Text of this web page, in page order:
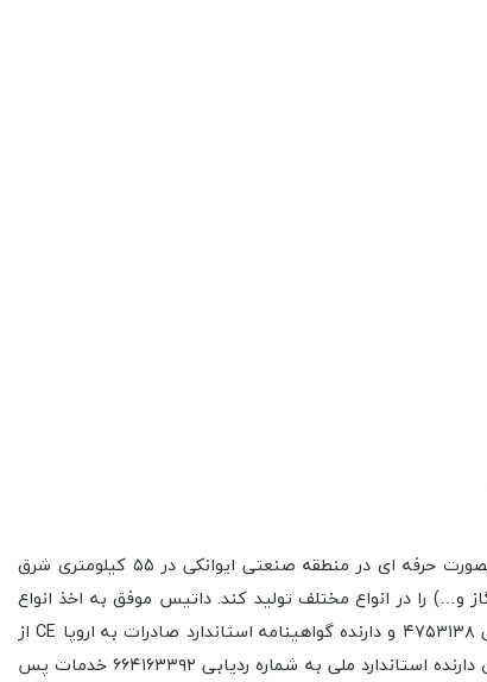
کارخانه تولیدی صنعتی داتیس تولید کننده انواع اجاق گاز صفحه ای( توکار)، هود و فر توکار و سینک می باشد که در سال ۱۳۸۷ فعالیت خود را بصورت حرفه ای در منطقه صنعتی ایوانکی در ۵۵ کیلومتری شرق
است بالغ بر ۱۲۰ مدل مختلف لوازم آشپزخانه( هود، اجاق گاز و…) را در انواع مختلف تولید کند. داتیس موفق به اخذ انواع
استانداردها و گواهینامه های داخلی و بین المللی گردید. که از جمله استاندارد مدیریت کنترل کیفیت از TUV ایتالیا (ISO 9001:2008) به شماره ردیابی ۴۷۵۳۱۳۸ و دارنده گواهینامه استاندارد صادرات به اروپا CE از
TUV ایتالیا به شماره ردیابی ۴۷۵۳۱۳۹ بوده و دارای نشان استاندارد اجباری جمهوری اسلامی ایران به شماره ردیابی ۷۳۲۱۲۱۲۸۹۵ می باشد.ضمناً اولین دارنده استاندارد ملی به شماره ردیابی ۶۶۴۱۶۳۳۹۲ خدمات پس